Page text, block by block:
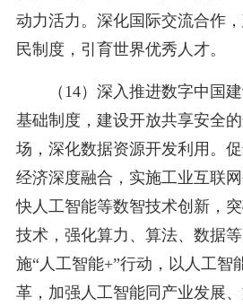
动力活力。深化国际交流合作
民制度，引育世界优秀人才。
（14）深入推进数字中国
基础制度，建设开放共享安全
场，深化数据资源开发利用。
经济深度融合，实施工业互联
快人工智能等数智技术创新，
技术，强化算力、算法、数据
施“人工智能+”行动，以人工智
革，加强人工智能同产业发展